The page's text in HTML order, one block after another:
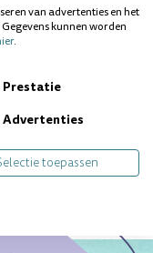
je
van advertenties en het
kunnen worden
.
Prestatie
Advertenties
toepassen